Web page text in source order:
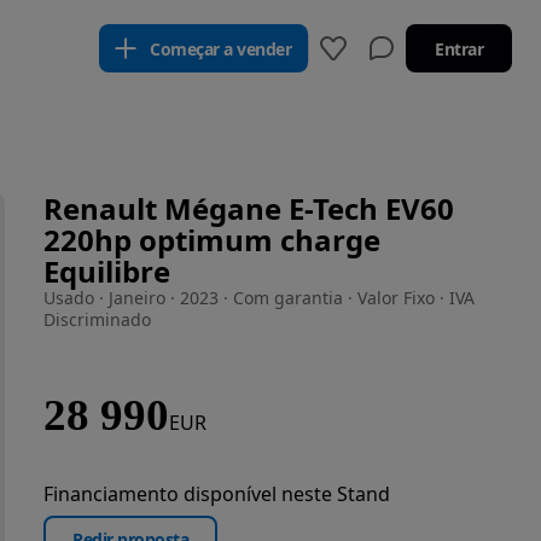
Começar a vender Entrar
Renault Mégane E-Tech EV60
220hp optimum charge
Equilibre
Usado · Janeiro · 2023 · Com garantia · Valor Fixo · IVA
Discriminado
28 990EUR
Financiamento disponível neste Stand